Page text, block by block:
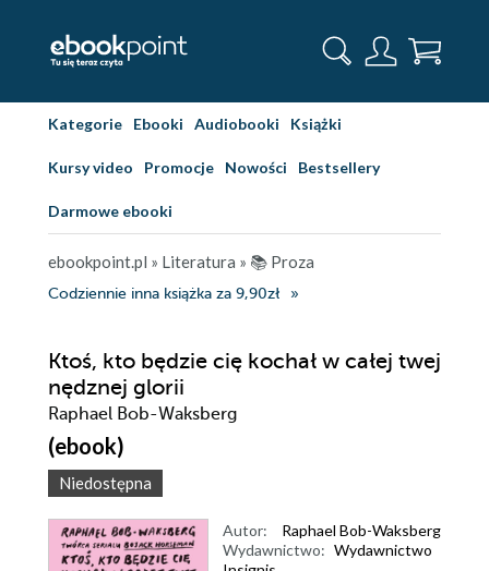
Kategorie Ebooki Audiobooki Książki
Kursy video Promocje Nowości Bestsellery
Darmowe ebooki
ebookpoint.pl » Literatura » 📚 Proza
Codziennie inna książka za 9,90zł
Ktoś, kto będzie cię kochał w całej twej
nędznej glorii
Raphael Bob-Waksberg
(ebook)
Niedostępna
Autor:
Raphael Bob-Waksberg
Wydawnictwo: Wydawnictwo